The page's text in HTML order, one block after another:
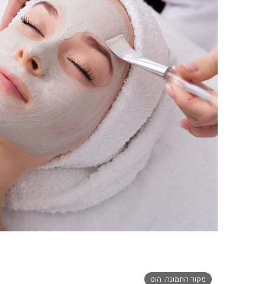
מקור התמונה: הוט